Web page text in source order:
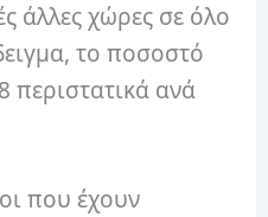
άλλες χώρες σε όλο
το ποσοστό
περιστατικά ανά
που έχουν